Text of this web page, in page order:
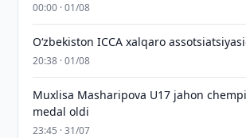
00:00 · 01/08
O‘zbekiston ICCA xalqaro
20:38 · 01/08
Muxlisa Masharipova U17 jahon
medal oldi
23:45 · 31/07